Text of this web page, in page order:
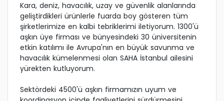
Kara, deniz, havacılık, uzay ve güvenlik alanlarında
geliştirdikleri ürünlerle fuarda boy gösteren tüm
şirketlerimize en kalbi tebriklerimi iletiyorum. 1300'ü
aşkın üye firması ve bünyesindeki 30 üniversitenin
etkin katılımı ile Avrupa'nın en büyük savunma ve
havacılık kümelenmesi olan SAHA İstanbul ailesini
yürekten kutluyorum.
Sektördeki 4500'ü aşkın firmamızın uyum ve